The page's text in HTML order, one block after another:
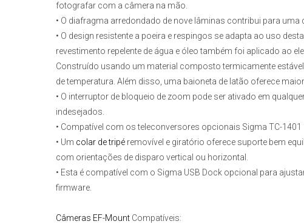
fotografar com a câmera na mão.
• O diafragma arredondado de nove lâminas contribui para uma
• O design resistente a poeira e respingos se adapta ao uso
revestimento repelente de água e óleo também foi aplicado ao
Construído usando um material composto termicamente
de temperatura. Além disso, uma baioneta de latão oferece
• O interruptor de bloqueio de zoom pode ser ativado em
indesejados.
• Compatível com os teleconversores opcionais Sigma TC-1401
• Um colar de tripé removível e giratório oferece suporte bem
com orientações de disparo vertical ou horizontal.
• Esta é compatível com o Sigma USB Dock opcional para
firmware.
Câmeras EF-Mount Compatíveis: